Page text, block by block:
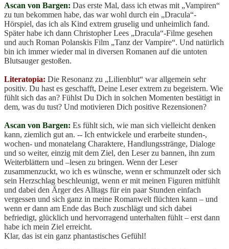
Ascan von Bargen: Das erste Mal, dass ich etwas mit „Vampiren“
zu tun bekommen habe, das war wohl durch ein „Dracula“-
Hörspiel, das ich als Kind extrem gruselig und unheimlich fand.
Später habe ich dann Christopher Lees „Dracula“-Filme gesehen
und auch Roman Polanskis Film „Tanz der Vampire“. Und natürlich
bin ich immer wieder mal in diversen Romanen auf die untoten
Blutsauger gestoßen.
Literatopia: Die Resonanz zu „Lilienblut“ war allgemein sehr
positiv. Du hast es geschafft, Deine Leser extrem zu begeistern. Wie
fühlt sich das an? Fühlst Du Dich in solchen Momenten bestätigt in
dem, was du tust? Und motivieren Dich positive Rezensionen?
Ascan von Bargen: Es fühlt sich, wie man sich vielleicht denken
kann, ziemlich gut an. -- Ich entwickele und erarbeite stunden-,
wochen- und monatelang Charaktere, Handlungsstränge, Dialoge
und so weiter, einzig mit dem Ziel, den Leser zu bannen, ihn zum
Weiterblättern und –lesen zu bringen. Wenn der Leser
zusammenzuckt, wo ich es wünsche, wenn er schmunzelt oder sich
sein Herzschlag beschleunigt, wenn er mit meinen Figuren mitfühlt
und dabei den Ärger des Alltags für ein paar Stunden einfach
vergessen und sich ganz in meine Romanwelt flüchten kann – und
wenn er dann am Ende das Buch zuschlägt und sich dabei
befriedigt, glücklich und hervorragend unterhalten fühlt – erst dann
habe ich mein Ziel erreicht.
Klar, das ist ein ganz phantastisches Gefühl!